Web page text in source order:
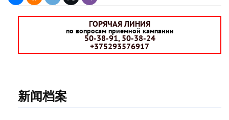
ГОРЯЧАЯ ЛИНИЯ
по вопросам приемной кампании
50-38-91, 50-38-24
+375293576917
新闻档案